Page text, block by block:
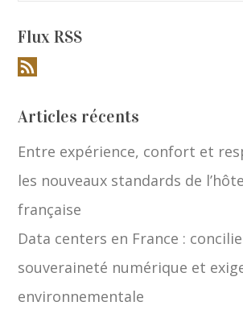
Flux RSS
Articles récents
Entre expérience, confort et
les nouveaux standards de
française
Data centers en France :
souveraineté numérique et
environnementale